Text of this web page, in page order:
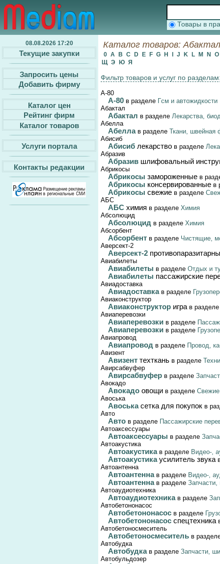
Товары в
08.08.2026 17:20
Текущие закупки
Запросить цены
Добавить фирму
Каталог цен
Рейтинг фирм
Каталог товаров
Услуги портала
Контакты редакции
Каталог товаров:
0 A B C D E F G H J K L M N
O
Щ Э Ю Я
Фильтр товаров и услуг по
А-80
А-80 в разделе Гсм и автожидкости
Абактал
Абактал в разделе Лекарства,
Абелла
Абелла в разделе Ткани, швейная
Абисиб
Абисиб лекарство в разделе
Абразив
Абразив шлифовальный
Абрикосы
Абрикосы замороженные в
Абрикосы консервированные в
Абрикосы свежие в разделе
АБС
АБС химия в разделе Химия
Абсолюцид
Абсолюцид в разделе Химия
Абсорбент
Абсорбент в разделе Чистящие,
Аверсект-2
Аверсект-2
Авиабилеты
Авиабилеты в разделе Отдых и
Авиабилеты пассажирские
Авиадоставка
Авиадоставка в разделе
Авиаконструктор
Авиаконструктор играв
Авиаперевозки
Авиаперевозки в разделе
Авиаперевозки в разделе
Авиапровод
Авиапровод в разделе Провод,
Авизент
Авизент техткань в разделе
Авирсабвуфер
Авирсабвуфер в разделе
Авокадо
Авокадо овощи в разделе
Авоська
Авоськасетка для покупок в
Авто
Авто в разделе Пассажирские
Автоаксессуары
Автоаксессуары в разделе
Автоакустика
Автоакустика в разделе Видео-,
Автоакустикаусилитель звука
Автоантенна
Автоантенна в разделе Видео-,
Автоантенна в разделе
Автоаудиотехника
Автоаудиотехника в разделе
Автобетононасос
Автобетононасос в разделе
Автобетононасос спецтехника
Автобетоносмеситель
Автобетоносмеситель в
Автобудка
Автобудка в разделе Запчасти,
Автобульдозер